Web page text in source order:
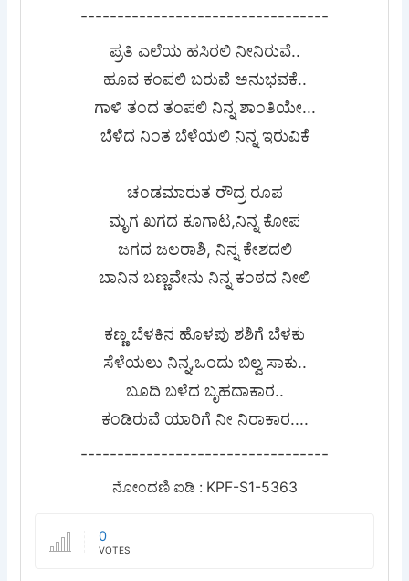
----------------------------------
ಪ್ರತಿ ಎಲೆಯ ಹಸಿರಲಿ ನೀನಿರುವೆ..
ಹೂವ ಕಂಪಲಿ ಬರುವೆ ಅನುಭವಕೆ..
ಗಾಳಿ ತಂದ ತಂಪಲಿ ನಿನ್ನ ಶಾಂತಿಯೇ...
ಬೆಳೆದ ನಿಂತ ಬೆಳೆಯಲಿ ನಿನ್ನ ಇರುವಿಕೆ
ಚಂಡಮಾರುತ ರೌದ್ರ ರೂಪ
ಮೃಗ ಖಗದ ಕೂಗಾಟ,ನಿನ್ನ ಕೋಪ
ಜಗದ ಜಲರಾಶಿ, ನಿನ್ನ ಕೇಶದಲಿ
ಬಾನಿನ ಬಣ್ಣವೇನು ನಿನ್ನ ಕಂಠದ ನೀಲಿ
ಕಣ್ಣ ಬೆಳಕಿನ ಹೊಳಪು ಶಶಿಗೆ ಬೆಳಕು
ಸೆಳೆಯಲು ನಿನ್ನ,ಒಂದು ಬಿಲ್ವ ಸಾಕು..
ಬೂದಿ ಬಳೆದ ಬೃಹದಾಕಾರ..
ಕಂಡಿರುವೆ ಯಾರಿಗೆ ನೀ ನಿರಾಕಾರ....
----------------------------------
ನೋಂದಣಿ ಐಡಿ : KPF-S1-5363
0
VOTES